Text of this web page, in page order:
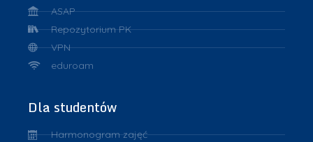
ASAP
Repozytorium PK
VPN
eduroam
Dla studentów
Harmonogram zajęć